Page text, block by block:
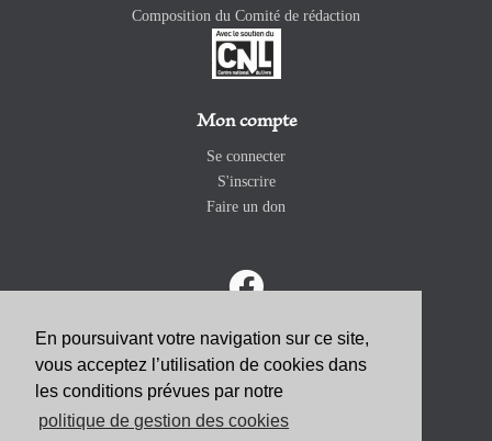
En poursuivant votre navigation sur ce site,
vous acceptez l’utilisation de cookies dans
les conditions prévues par notre
politique de gestion des cookies
Composition du Comité de rédaction
Mon compte
Se connecter
S'inscrire
Faire un don
ABONNEZ-VOUS